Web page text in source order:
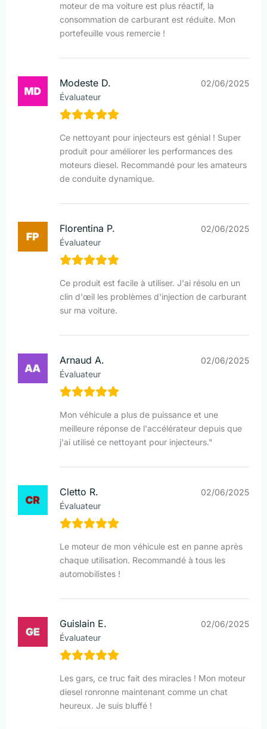
moteur de ma voiture est plus réactif, la
consommation de carburant est réduite. Mon
portefeuille vous remercie !
Modeste D.
Évaluateur
02/06/2025
Ce nettoyant pour injecteurs est génial ! Super
produit pour améliorer les performances des
moteurs diesel. Recommandé pour les amateurs
de conduite dynamique.
Florentina P.
Évaluateur
02/06/2025
Ce produit est facile à utiliser. J'ai résolu en un
clin d'œil les problèmes d'injection de carburant
sur ma voiture.
Arnaud A.
Évaluateur
02/06/2025
Mon véhicule a plus de puissance et une
meilleure réponse de l'accélérateur depuis que
j'ai utilisé ce nettoyant pour injecteurs."
Cletto R.
Évaluateur
02/06/2025
Le moteur de mon véhicule est en panne après
chaque utilisation. Recommandé à tous les
automobilistes !
Guislain E.
Évaluateur
02/06/2025
Les gars, ce truc fait des miracles ! Mon moteur
diesel ronronne maintenant comme un chat
heureux. Je suis bluffé !